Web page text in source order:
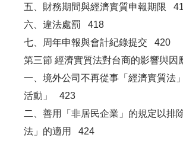
五、財務期間與經濟實質申報期限
六、違法處罰 418
七、周年申報與會計紀錄提交 420
第三節 經濟實質法對台商的影響與
一、境外公司不再從事「經濟實質法
活動」 423
二、善用「非居民企業」的規定以排
法」的適用 424